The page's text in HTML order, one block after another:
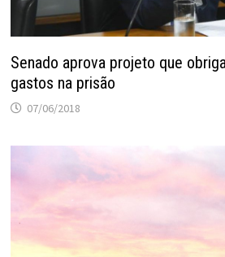
Senado aprova projeto que
gastos na prisão
07/06/2018